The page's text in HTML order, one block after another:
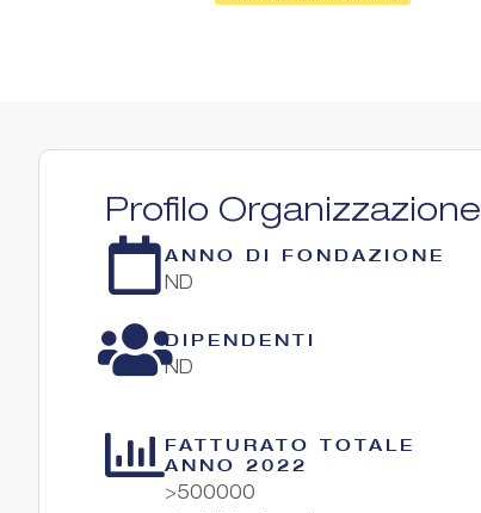
Profilo Organizzazione
ANNO DI FONDAZIONE
ND
DIPENDENTI
ND
FATTURATO TOTALE
ANNO 2022
>500000